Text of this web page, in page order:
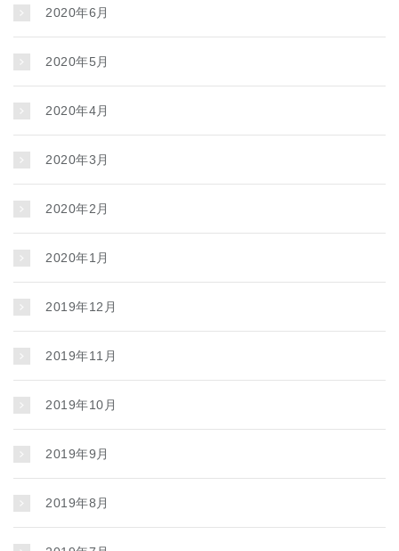
2020年6月
2020年5月
2020年4月
2020年3月
2020年2月
2020年1月
2019年12月
2019年11月
2019年10月
2019年9月
2019年8月